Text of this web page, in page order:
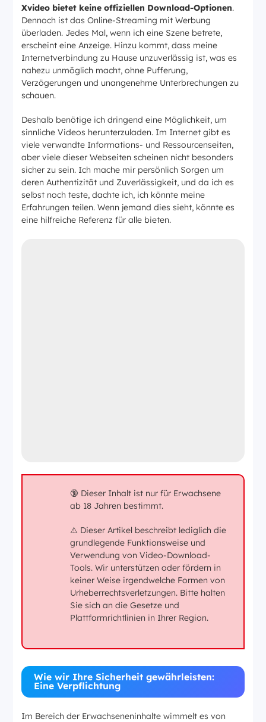
Xvideo bietet keine offiziellen Download-Optionen.
Dennoch ist das Online-Streaming mit Werbung
überladen. Jedes Mal, wenn ich eine Szene betrete,
erscheint eine Anzeige. Hinzu kommt, dass meine
Internetverbindung zu Hause unzuverlässig ist, was es
nahezu unmöglich macht, ohne Pufferung,
Verzögerungen und unangenehme Unterbrechungen zu
schauen.
Deshalb benötige ich dringend eine Möglichkeit, um
sinnliche Videos herunterzuladen. Im Internet gibt es
viele verwandte Informations- und Ressourcenseiten,
aber viele dieser Webseiten scheinen nicht besonders
sicher zu sein. Ich mache mir persönlich Sorgen um
deren Authentizität und Zuverlässigkeit, und da ich es
selbst noch teste, dachte ich, ich könnte meine
Erfahrungen teilen. Wenn jemand dies sieht, könnte es
eine hilfreiche Referenz für alle bieten.
🔞 Dieser Inhalt ist nur für Erwachsene
ab 18 Jahren bestimmt.
⚠️ Dieser Artikel beschreibt lediglich die
grundlegende Funktionsweise und
Verwendung von Video-Download-
Tools. Wir unterstützen oder fördern in
keiner Weise irgendwelche Formen von
Urheberrechtsverletzungen. Bitte halten
Sie sich an die Gesetze und
Plattformrichtlinien in Ihrer Region.
Wie wir Ihre Sicherheit gewährleisten:
Eine Verpflichtung
Im Bereich der Erwachseneninhalte wimmelt es von